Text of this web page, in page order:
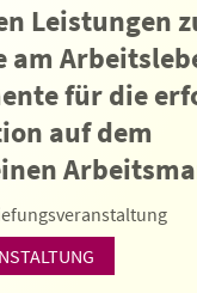
Leistungen
am
für die
auf dem